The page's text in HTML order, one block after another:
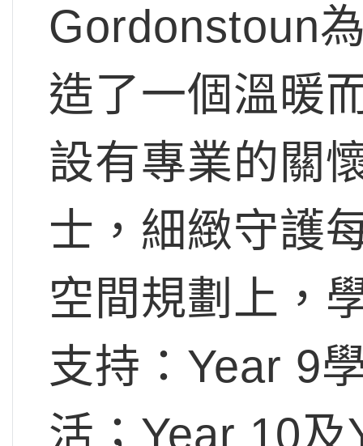
Gordonstoun
造了一個溫暖
設有專業的關
士，細緻守護
空間規劃上，
支持：Year 9
活；Year 10